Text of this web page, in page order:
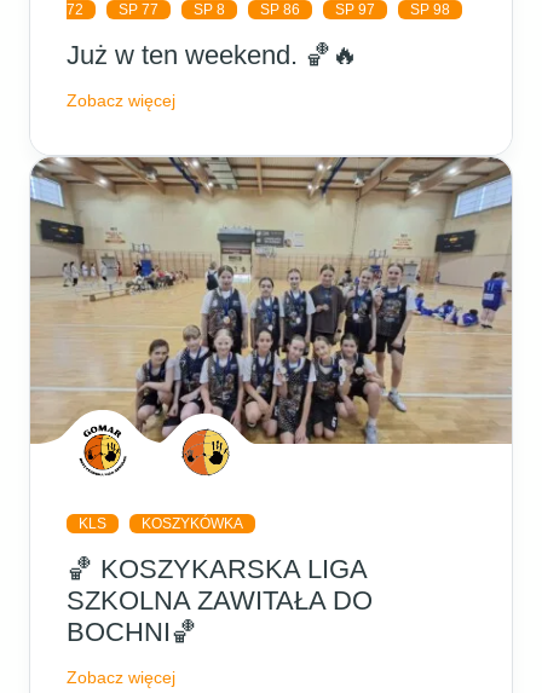
72 SP 77 SP 8 SP 86 SP 97 SP 98
Już w ten weekend. 🏀🔥
Zobacz więcej
KLS KOSZYKÓWKA
🏀 KOSZYKARSKA LIGA
SZKOLNA ZAWITAŁA DO
BOCHNI🏀
Zobacz więcej